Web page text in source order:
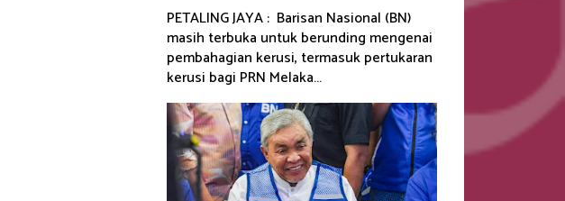
PETALING JAYA : Barisan Nasional (BN)
masih terbuka untuk berunding mengenai
pembahagian kerusi, termasuk pertukaran
kerusi bagi PRN Melaka...